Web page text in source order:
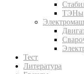
ТЭНы
Тест
Литература